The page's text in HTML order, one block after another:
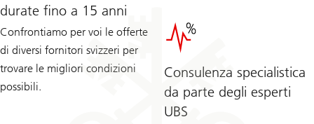
durate fino a 15 anni
Confrontiamo per voi le offerte
di diversi fornitori svizzeri per
trovare le migliori condizioni
possibili.
Consulenza specialistica
da parte degli esperti
UBS